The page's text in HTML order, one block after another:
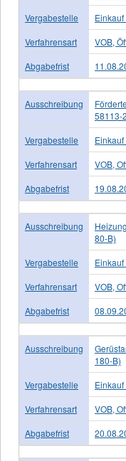
Vergabestelle
Einkauf
Verfahrensart
VOB,
Abgabefrist
Ausschreibung
58113-
Vergabestelle
Einkauf
Verfahrensart
VOB,
Abgabefrist
Ausschreibung
80-B)
Vergabestelle
Einkauf
Verfahrensart
VOB,
Abgabefrist
Ausschreibung
180-B)
Vergabestelle
Einkauf
Verfahrensart
VOB,
Abgabefrist